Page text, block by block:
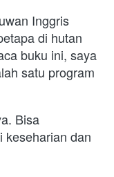
Inggris
di hutan
buku ini, saya
satu program
Bisa
keseharian dan